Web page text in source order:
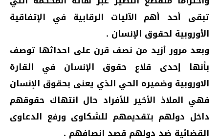
تبقى أحد أهم الآليات الرقابية في الإتفاقية
الأوروبية لحقوق الإنسان .
وبعد مرور أزيد من نصف قرن على احداثها توصف
بأنها إحدى قلاع حقوق الإنسان في القارة
الاوروبية وضميره الحي الذي يعنى بحقوق الإنسان
فهي الملاذ الأخير للأفراد حال انتهاك حقوقهم
داخل دولهم بتقديمهم للشكاوى ورفع الدعاوى
القضائية ضد دولهم قصد انصافهم .